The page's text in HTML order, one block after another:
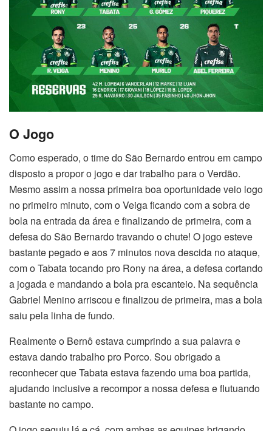
O Jogo
Como esperado, o time do São Bernardo entrou em campo
disposto a propor o jogo e dar trabalho para o Verdão.
Mesmo assim a nossa primeira boa oportunidade veio logo
no primeiro minuto, com o Veiga ficando com a sobra de
bola na entrada da área e finalizando de primeira, com a
defesa do São Bernardo travando o chute! O jogo esteve
bastante pegado e aos 7 minutos nova descida no ataque,
com o Tabata tocando pro Rony na área, a defesa cortando
a jogada e mandando a bola pra escanteio. Na sequência
Gabriel Menino arriscou e finalizou de primeira, mas a bola
saiu pela linha de fundo.
Realmente o Bernô estava cumprindo a sua palavra e
estava dando trabalho pro Porco. Sou obrigado a
reconhecer que Tabata estava fazendo uma boa partida,
ajudando inclusive a recompor a nossa defesa e flutuando
bastante no campo.